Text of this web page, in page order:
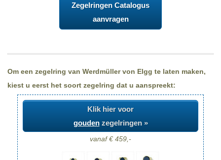
Zegelringen Catalogus
aanvragen
Om een zegelring van Werdmüller von Elgg te laten maken,
kiest u eerst het soort zegelring dat u aanspreekt:
Klik hier voor
goudenzegelringen »
vanaf € 459,-